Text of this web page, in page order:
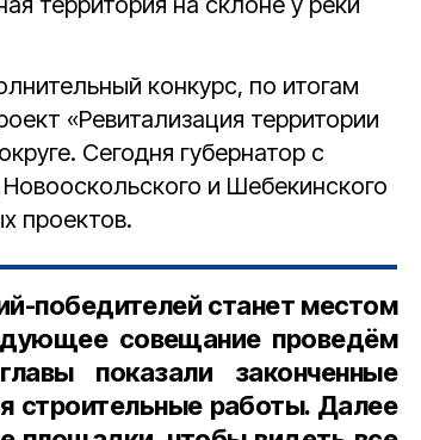
конкурс, по итогам
«Ревитализация территории
Сегодня губернатор с
и Шебекинского
проектов.
победителей станет местом
совещание проведём
показали законченные
строительные работы. Далее